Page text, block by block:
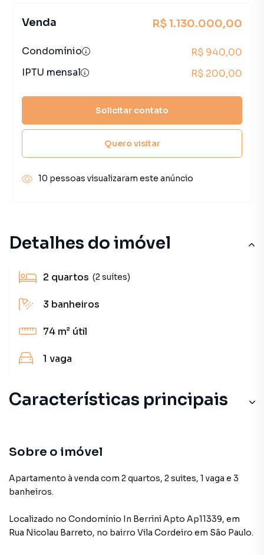
Detalhes do imóvel
2 quartos (2 suítes)
3 banheiros
74 m² útil
1 vaga
Características principais
Sobre o imóvel
Apartamento à venda com 2 quartos, 2 suites, 1 vaga e 3
banheiros.
Localizado no Condomínio In Berrini Apto Ap11339, em
Rua Nicolau Barreto, no bairro Vila Cordeiro em São Paulo.
Venda R$ 1.130.000,00
Condomínio
R$ 940,00
IPTU mensal
R$ 200,00
Solicitar contato
Quero visitar
10 pessoas visualizaram este anúncio